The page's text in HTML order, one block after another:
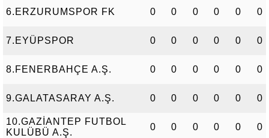
6.ERZURUMSPOR FK 0 0 0 0 0 0
7.EYÜPSPOR 0 0 0 0 0 0
8.FENERBAHÇE A.Ş. 0 0 0 0 0 0
9.GALATASARAY A.Ş. 0 0 0 0 0 0
10.GAZİANTEP FUTBOL
KULÜBÜ A.Ş.
0 0 0 0 0 0